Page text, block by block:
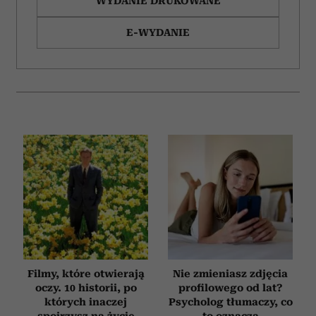
E-WYDANIE
Filmy, które otwierają
oczy. 10 historii, po
których inaczej
Nie zmieniasz zdjęcia
profilowego od lat?
Psycholog tłumaczy, co